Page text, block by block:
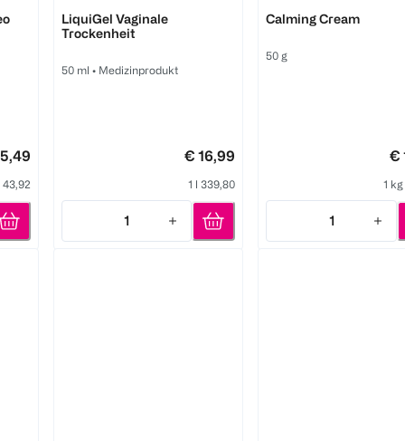
43,92
LiquiGel Vaginale
Trockenheit
50 ml • Medizinprodukt
€ 16,99
1 l 339,80
1
Quantity: 1
Calming Cream
50 g
€
1
1
Quantity: 1